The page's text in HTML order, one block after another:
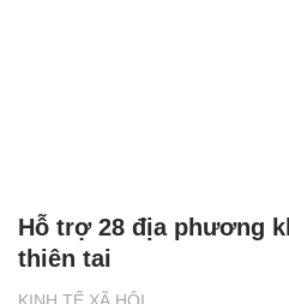
Hỗ trợ 28 địa phương
thiên tai